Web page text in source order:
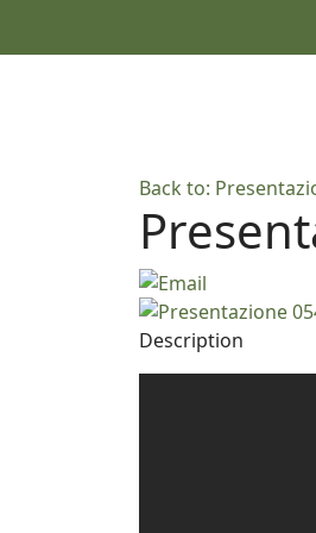
Back to:
Description